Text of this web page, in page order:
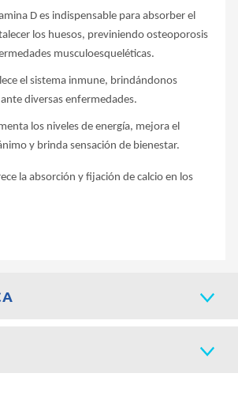
D es indispensable para absorber el
los huesos, previniendo osteoporosis
musculoesqueléticas.
el sistema inmune, brindándonos
diversas enfermedades.
los niveles de energía, mejora el
y brinda sensación de bienestar.
la absorción y fijación de calcio en los